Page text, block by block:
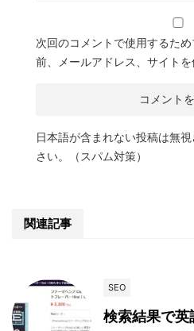
次回のコメントで使用するた
前、メールアドレス、サイトを
日本語が含まれない投稿は無
さい。（スパム対策）
関連記事
SEO
検索結果で英